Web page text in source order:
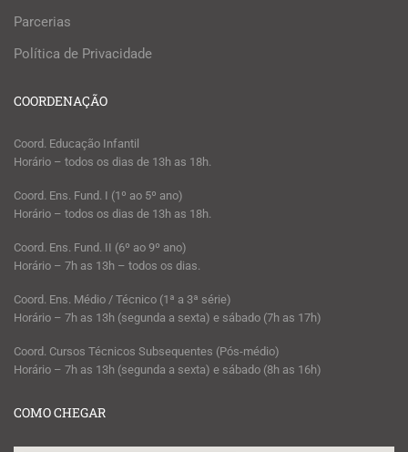
Parcerias
Política de Privacidade
COORDENAÇÃO
Coord. Educação Infantil
Horário – todos os dias de 13h as 18h.
Coord. Ens. Fund. I (1º ao 5º ano)
Horário – todos os dias de 13h as 18h.
Coord. Ens. Fund. II (6º ao 9º ano)
Horário – 7h as 13h – todos os dias.
Coord. Ens. Médio / Técnico (1ª a 3ª série)
Horário – 7h as 13h (segunda a sexta) e sábado (7h as 17h)
Coord. Cursos Técnicos Subsequentes (Pós-médio)
Horário – 7h as 13h (segunda a sexta) e sábado (8h as 16h)
COMO CHEGAR